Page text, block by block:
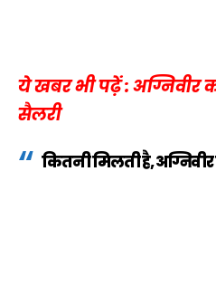
ये खबर भी पढ़ें : अग्निवीर
सैलरी
कितनी मिलती है,